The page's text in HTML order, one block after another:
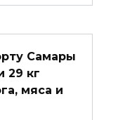
Самары
29 кг
мяса и